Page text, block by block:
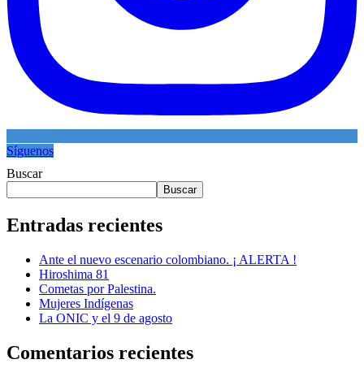
Síguenos
Buscar
Buscar
Entradas recientes
Ante el nuevo escenario colombiano. ¡ ALERTA !
Hiroshima 81
Cometas por Palestina.
Mujeres Indígenas
La ONIC y el 9 de agosto
Comentarios recientes